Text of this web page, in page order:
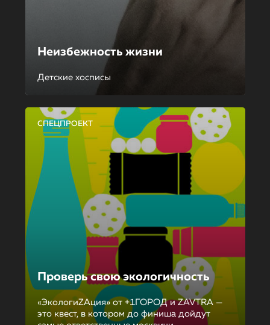
Неизбежность жизни
Детские хосписы
СПЕЦПРОЕКТ
Проверь свою экологичность
«ЭкологиZAция» от +1ГОРОД и ZAVTRA —
это квест, в котором до финиша дойдут